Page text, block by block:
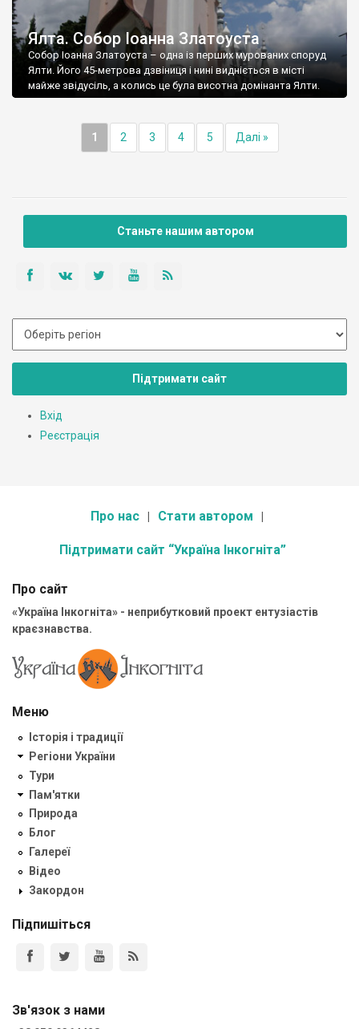
Ялта. Собор Іоанна Златоуста
Собор Іоанна Златоуста – одна із перших мурованих споруд
Ялти. Його 45-метрова дзвіниця і нині видніється в місті
майже звідусіль, а колись це була висотна домінанта Ялти.
1 2 3 4 5 Далі »
Станьте нашим автором
Підтримати сайт
Вхід
Реєстрація
Про нас Стати автором
Підтримати сайт “Україна Інкогніта”
Про сайт
«Україна Інкогніта» - неприбутковий проект ентузіастів
краєзнавства.
Меню
Історія і традиції
Регіони України
Тури
Пам'ятки
Природа
Блог
Галереї
Відео
Закордон
Підпишіться
Зв'язок з нами